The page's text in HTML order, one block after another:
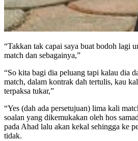
“Takkan tak capai saya buat bodoh lagi
match dan sebagainya,”
“So kita bagi dia peluang tapi kalau dia
match, dalam kontrak dah tertulis, kau
terpaksa tukar,”
“Yes (dah ada persetujuan) lima kali
soalan yang dikemukakan oleh hos
pada Ahad lalu akan kekal sehingga ke
tidak.